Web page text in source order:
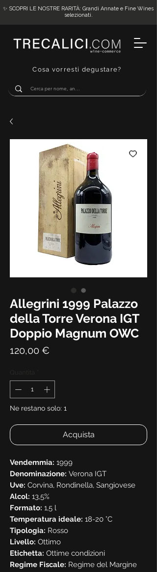
Cosa vorresti degustare?
✨ SCOPRI LE NOSTRE RARITÀ: Grandi Annate e Fine Wines
selezionati.
Allegrini 1999 Palazzo
della Torre Verona IGT
Doppio Magnum OWC
120,00 €
Ne restano solo: 1
Acquista
Vendemmia: 1999
Denominazione: Verona IGT
Uve: Corvina, Rondinella, Sangiovese
Alcol: 13,5%
Formato: 1,5 l
Temperatura ideale: 18-20 °C
Tipologia: Rosso
Livello: Ottimo
Etichetta: Ottime condizioni
Regime Fiscale: Regime del Margine